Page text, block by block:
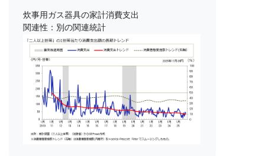
炊事用ガス器具の家計消費支出
関連性：別の関連統計